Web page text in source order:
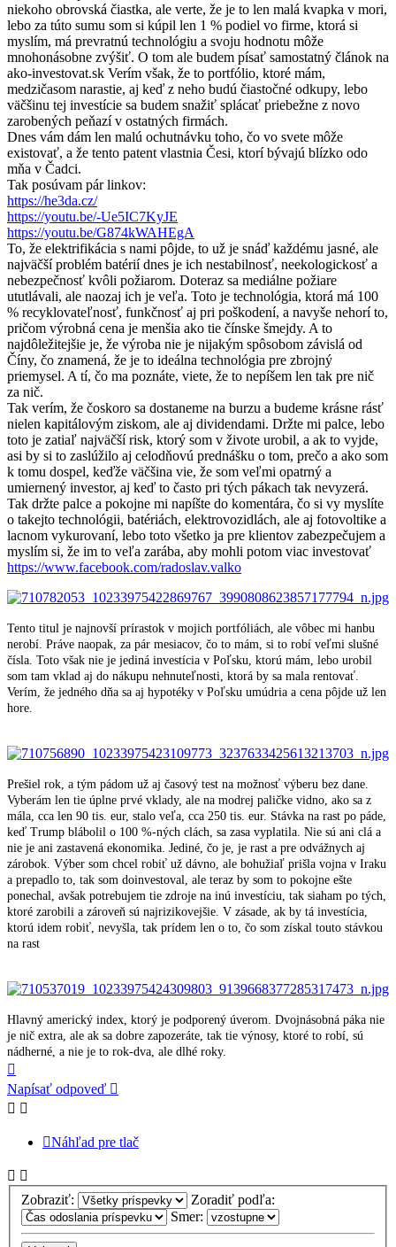
niekoho obrovská čiastka, ale verte, že je to len malá kvapka v mori,
lebo za túto sumu som si kúpil len 1 % podiel vo firme, ktorá si
myslím, má prevratnú technológiu a svoju hodnotu môže
mnohonásobne zvýšiť. O tom ale budem písať samostatný článok na
ako-investovat.sk Verím však, že to portfólio, ktoré mám,
medzičasom narastie, aj keď z neho budú čiastočné odkupy, lebo
väčšinu tej investície sa budem snažiť splácať priebežne z novo
zarobených peňazí v ostatných firmách.
Dnes vám dám len malú ochutnávku toho, čo vo svete môže
existovať, a že tento patent vlastnia Česi, ktorí bývajú blízko odo
mňa v Čadci.
Tak posúvam pár linkov:
https://he3da.cz/
https://youtu.be/-Ue5IC7KyJE
https://youtu.be/G874kWAHEgA
To, že elektrifikácia s nami pôjde, to už je snáď každému jasné, ale
najväčší problém batérií dnes je ich nestabilnosť, neekologickosť a
nebezpečnosť kvôli požiarom. Doteraz sa mediálne požiare
ututlávali, ale naozaj ich je veľa. Toto je technológia, ktorá má 100
% recyklovateľnosť, funkčnosť aj pri poškodení, a navyše nehorí to,
pričom výrobná cena je menšia ako tie čínske šmejdy. A to
najdôležitejšie je, že výroba nie je nijakým spôsobom závislá od
Číny, čo znamená, že je to ideálna technológia pre zbrojný
priemysel. A tí, čo ma poznáte, viete, že to nepíšem len tak pre nič
za nič.
Tak verím, že čoskoro sa dostaneme na burzu a budeme krásne rásť
nielen kapitálovým ziskom, ale aj dividendami. Držte mi palce, lebo
toto je zatiaľ najväčší risk, ktorý som v živote urobil, a ak to vyjde,
asi by si to zaslúžilo aj celodňovú prednášku o tom, prečo a ako som
k tomu dospel, keďže väčšina vie, že som veľmi opatrný a
umiernený investor, aj keď to často pri tých pákach tak nevyzerá.
Tak držte palce a pokojne mi napíšte do komentára, čo si vy myslíte
o takejto technológii, batériách, elektrovozidlách, ale aj fotovoltike a
lacnom vykurovaní, lebo toto všetko ja pre klientov zabezpečujem a
myslím si, že im to veľa zarába, aby mohli potom viac investovať
https://www.facebook.com/radoslav.valko
Tento titul je najnovší prírastok v mojich portfóliách, ale vôbec mi hanbu
nerobí. Práve naopak, za pár mesiacov, čo to mám, si to robí veľmi slušné
čísla. Toto však nie je jediná investícia v Poľsku, ktorú mám, lebo urobil
som tam vklad aj do nákupu nehnuteľnosti, ktorá by sa mala rentovať.
Verím, že jedného dňa sa aj hypotéky v Poľsku umúdria a cena pôjde už len
hore.
Prešiel rok, a tým pádom už aj časový test na možnosť výberu bez dane.
Vyberám len tie úplne prvé vklady, ale na modrej paličke vidno, ako sa z
mála, cca len 90 tis. eur, stalo veľa, cca 250 tis. eur. Stávka na rast po páde,
keď Trump blábolil o 100 %-ných clách, sa zasa vyplatila. Nie sú ani clá a
nie je ani zastavená ekonomika. Jediné, čo je, je rast a pre odvážnych aj
zárobok. Výber som chcel robiť už dávno, ale bohužiaľ prišla vojna v Iraku
a prepadlo to, tak som doinvestoval, ale teraz by som to pokojne ešte
ponechal, avšak potrebujem tie zdroje na inú investíciu, tak siaham po tých,
ktoré zarobili a zároveň sú najrizikovejšie. V zásade, ak by tá investícia,
ktorú idem robiť, nevyšla, tak prídem len o to, čo som získal touto stávkou
na rast
Hlavný americký index, ktorý je podporený úverom. Dvojnásobná páka nie
je nič extra, ale ak sa dobre zapozeráte, tak tie výnosy, ktoré to robí, sú
nádherné, a nie je to rok-dva, ale dlhé roky.
Napísať odpoveď
Náhľad pre tlač
Zobraziť:
Zoradiť podľa:
Smer: